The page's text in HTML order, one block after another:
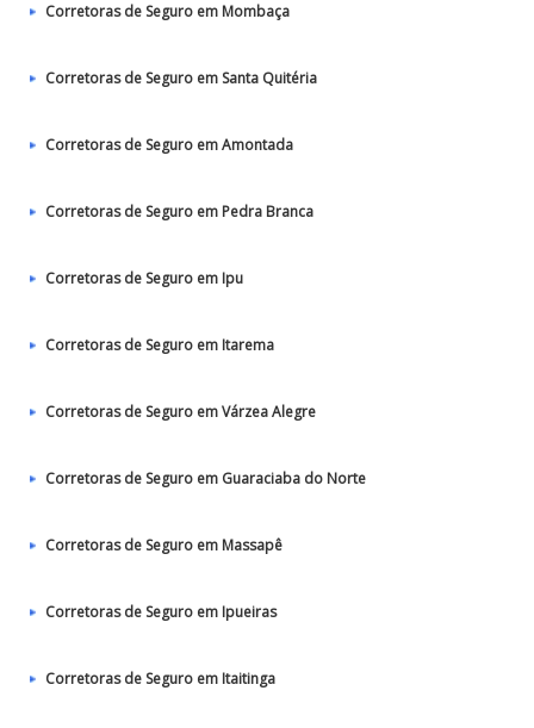
Corretoras de Seguro em Mombaça
Corretoras de Seguro em Santa Quitéria
Corretoras de Seguro em Amontada
Corretoras de Seguro em Pedra Branca
Corretoras de Seguro em Ipu
Corretoras de Seguro em Itarema
Corretoras de Seguro em Várzea Alegre
Corretoras de Seguro em Guaraciaba do Norte
Corretoras de Seguro em Massapê
Corretoras de Seguro em Ipueiras
Corretoras de Seguro em Itaitinga